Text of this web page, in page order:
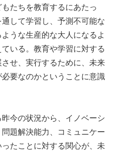
たちを教育するにあたっ
して学習し、予測不可能な
うな生産的な大人になるよ
いる。教育や学習に対する
せ、実行するために、未来
要なのかということに意識
昨今の状況から、イノベーシ
題解決能力、コミュニケー
たことに対する関心が、未